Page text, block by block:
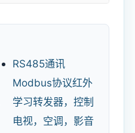
RS485通讯
Modbus协议红外
学习转发器，控制
电视，空调，影音